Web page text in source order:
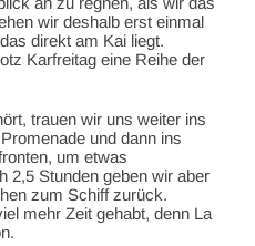
wir deshalb erst einmal
direkt am Kai liegt.
Karfreitag eine Reihe der
trauen wir uns weiter ins
und dann ins
um etwas
2,5 Stunden geben wir aber
zum Schiff zurück.
mehr Zeit gehabt, denn La